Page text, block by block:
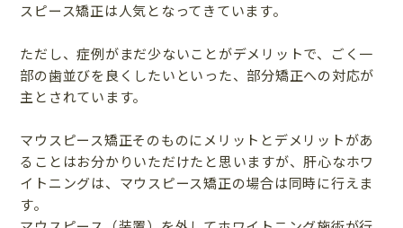
スピース矯正は人気となってきています。
ただし、症例がまだ少ないことがデメリットで、ごく一
部の歯並びを良くしたいといった、部分矯正への対応が
主とされています。
マウスピース矯正そのものにメリットとデメリットがあ
ることはお分かりいただけたと思いますが、肝心なホワ
イトニングは、マウスピース矯正の場合は同時に行えま
す。